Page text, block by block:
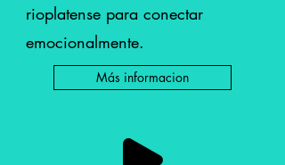
rioplatense para conectar
emocionalmente.
Más informacion